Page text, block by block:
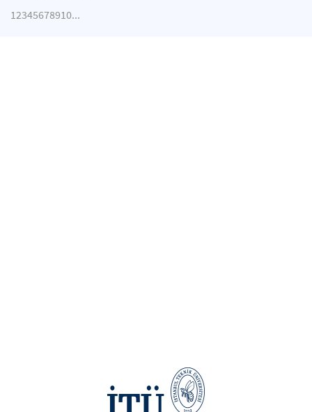
12345678910...